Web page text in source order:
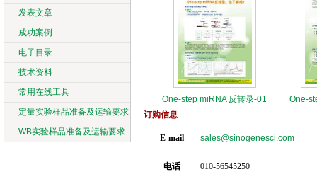
发表文章
成功案例
电子目录
技术资料
常用在线工具
定量实验样品准备及运输要求
WB实验样品准备及运输要求
One-step miRNA 反转录-01
One-
订购信息
E-mail sales@sinogenesci.com
电话 010-56545250